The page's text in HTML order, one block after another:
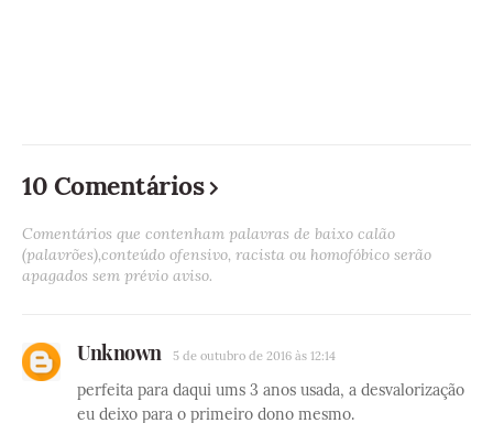
10 Comentários
Comentários que contenham palavras de baixo calão
(palavrões),conteúdo ofensivo, racista ou homofóbico serão
apagados sem prévio aviso.
Unknown 5 de outubro de 2016 às 12:14
perfeita para daqui ums 3 anos usada, a desvalorização
eu deixo para o primeiro dono mesmo.